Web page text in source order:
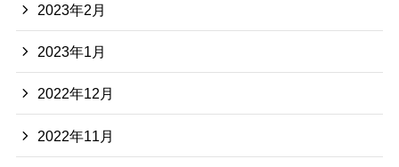
2023年2月
2023年1月
2022年12月
2022年11月